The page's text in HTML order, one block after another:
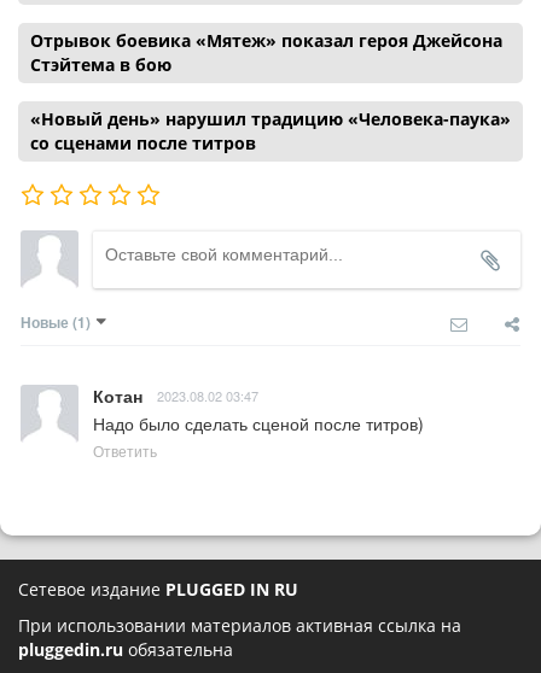
Отрывок боевика «Мятеж» показал героя Джейсона
Стэйтема в бою
«Новый день» нарушил традицию «Человека-паука»
со сценами после титров
Новые (1)
Котан 2023.08.02 03:47
Надо было сделать сценой после титров)
Ответить
Сетевое издание PLUGGED IN RU
При использовании материалов активная ссылка на
pluggedin.ru обязательна